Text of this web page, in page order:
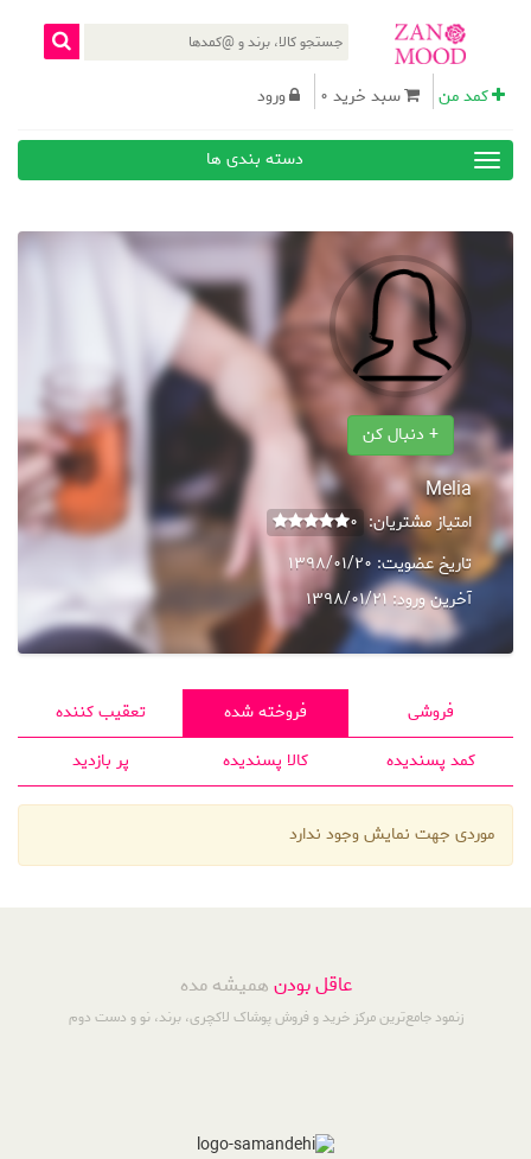
کمد من سبد خرید 0 ورود
دسته بندی ها
+ دنبال کن
Melia
امتیاز مشتریان: 0
تاریخ عضویت: 1398/01/20
آخرین ورود: 1398/01/21
فروشی فروخته شده
تعقیب کننده
کمد پسندیده
کالا پسندیده پر بازدید
موردی جهت نمایش وجود ندارد
عاقل بودنهمیشه مده
زنمود جامع‌ترین مرکز خرید و فروش پوشاک لاکچری، برند، نو و دست دوم